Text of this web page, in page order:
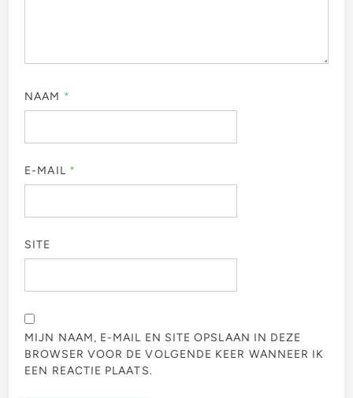
NAAM *
E-MAIL *
SITE
MIJN NAAM, E-MAIL EN SITE OPSLAAN IN DEZE
BROWSER VOOR DE VOLGENDE KEER WANNEER IK
EEN REACTIE PLAATS.